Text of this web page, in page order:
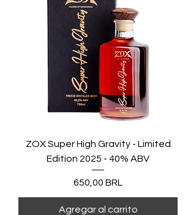
ZOX Super High Gravity - Limited
Edition 2025 - 40% ABV
Precio
650,00 BRL
Agregar al carrito